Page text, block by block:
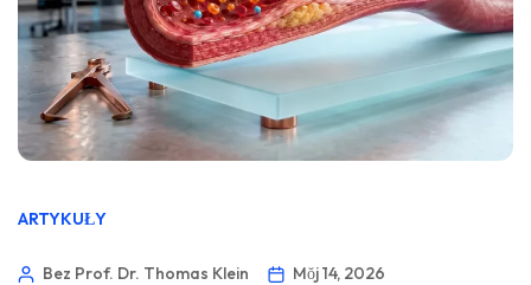
ARTYKUŁY
Bez Prof. Dr. Thomas Klein
Mŏj 14, 2026